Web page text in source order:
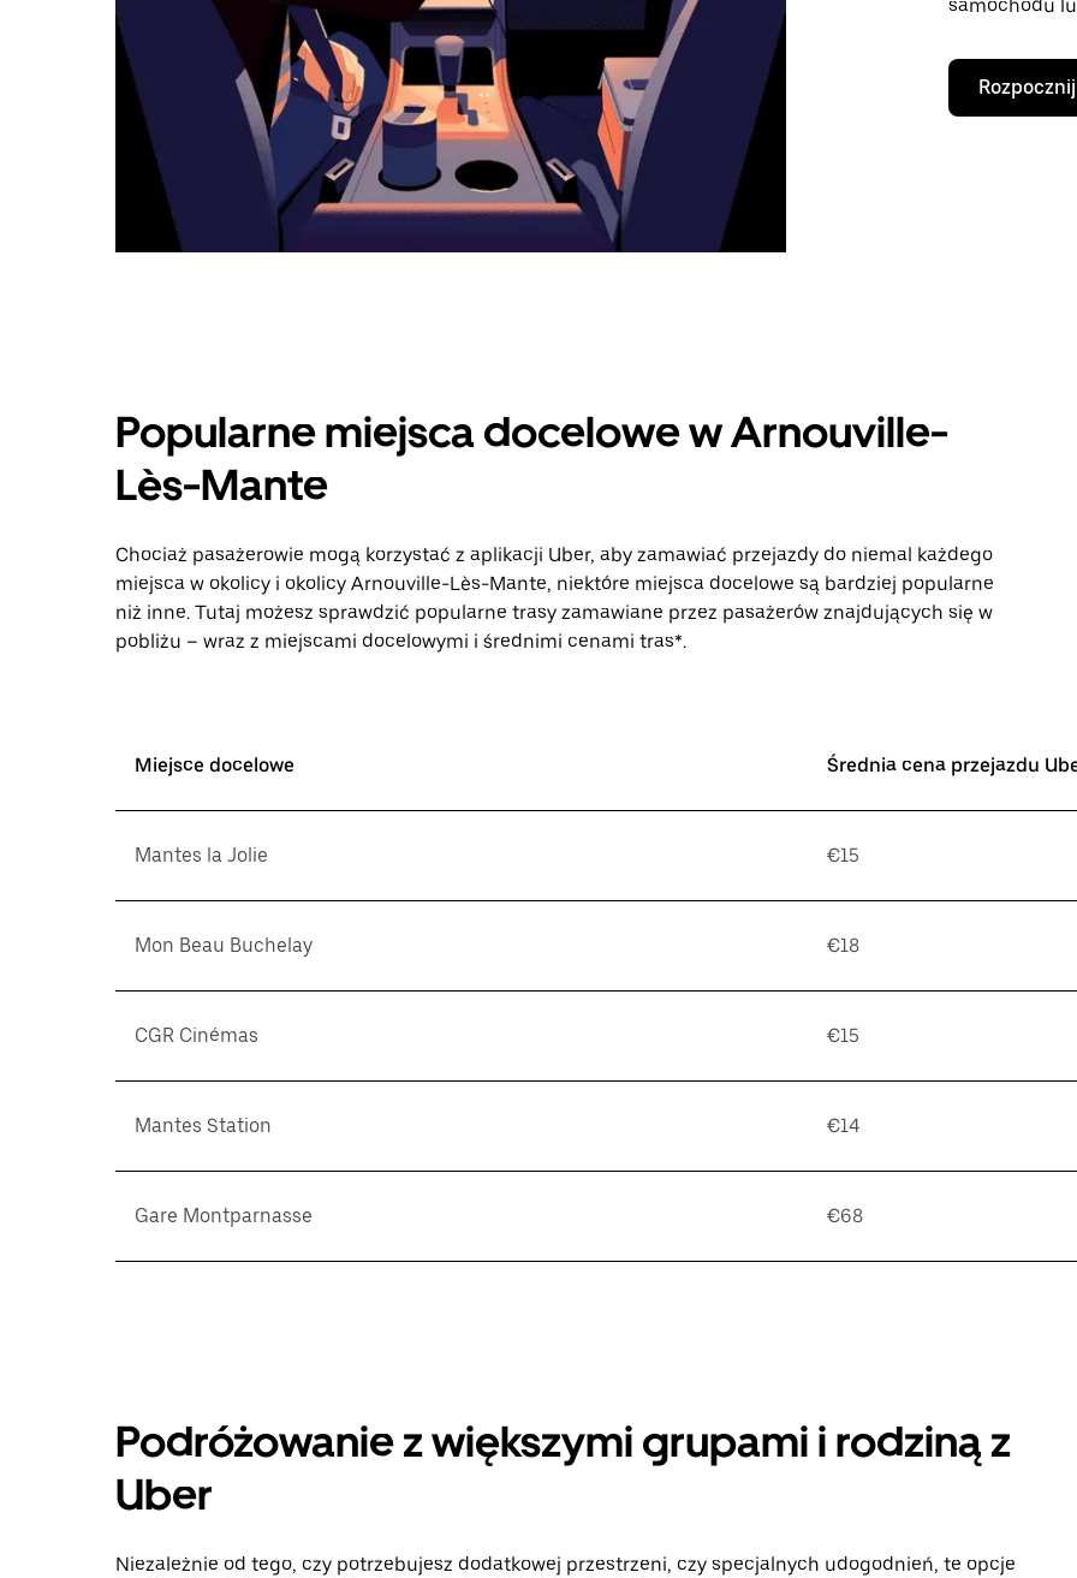
samochodu
Rozpocznij
Popularne miejsca docelowe w Arnouville-
Lès-Mante
Chociaż pasażerowie mogą korzystać z aplikacji Uber, aby zamawiać przejazdy do niemal każdego
miejsca w okolicy i okolicy Arnouville-Lès-Mante, niektóre miejsca docelowe są bardziej popularne
niż inne. Tutaj możesz sprawdzić popularne trasy zamawiane przez pasażerów znajdujących się w
pobliżu – wraz z miejscami docelowymi i średnimi cenami tras*.
Miejsce docelowe Średnia cena przejazdu
Mantes la Jolie €15
Mon Beau Buchelay €18
CGR Cinémas €15
Mantes Station €14
Gare Montparnasse €68
Podróżowanie z większymi grupami i rodziną z
Uber
Niezależnie od tego, czy potrzebujesz dodatkowej przestrzeni, czy specjalnych udogodnień, te opcje